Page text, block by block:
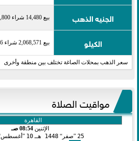
الجنيه الذهب بيع 14,480 شراء 14,800
الكيلو بيع 2,068,571 شراء 2,114,286
سعر الذهب بمحلات الصاغة تختلف بين منطقة وأخرى
مواقيت الصلاة
الإثنين 08:54 صـ
25 صفر 1448 هـ 10 أغسطس